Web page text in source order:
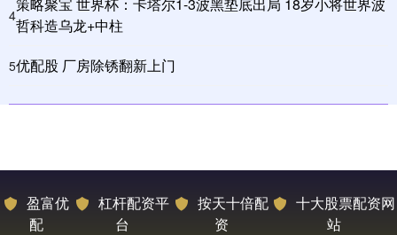
4
策略聚宝 世界杯：卡塔尔1-3波黑垫底出局 18岁小将世界波
哲科造乌龙+中柱
5优配股 厂房除锈翻新上门
盈富优
配
杠杆配资平
台
按天十倍配
资
十大股票配资网
站